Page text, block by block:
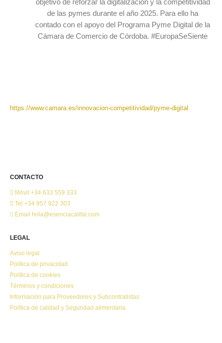
objetivo de reforzar la digitalización y la competitividad
de las pymes durante el año 2025. Para ello ha
contado con el apoyo del Programa Pyme Digital de la
Cámara de Comercio de Córdoba. #EuropaSeSiente
https://www.camara.es/innovacion-competitividad/pyme-digital
CONTACTO
Móvil +34 633 559 333
Tel +34 957 922 303
Email hola@esenciacalifal.com
LEGAL
Aviso legal
Política de privacidad
Política de cookies
Términos y condiciones
Información para Proveedores y Subcontratistas
Política de calidad y Seguridad alimentaria